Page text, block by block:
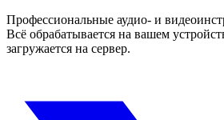
Профессиональные аудио- и
Всё обрабатывается на вашем
загружается на сервер.